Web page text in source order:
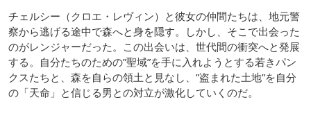
チェルシー（クロエ・レヴィン）と彼女の仲間たちは、地元警
察から逃げる途中で森へと身を隠す。しかし、そこで出会った
のがレンジャーだった。この出会いは、世代間の衝突へと発展
する。自分たちのための”聖域”を手に入れようとする若きパン
クスたちと、森を自らの領土と見なし、”盗まれた土地”を自分
の「天命」と信じる男との対立が激化していくのだ。